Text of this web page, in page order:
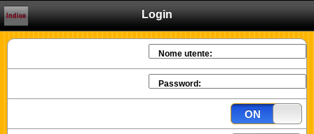
Login
Indice
Nome utente:
Password:
ON